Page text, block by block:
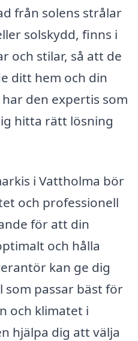
från solens strålar
solskydd, finns i
och stilar, så att de
ditt hem och din
den expertis som
hitta rätt lösning
i Vattholma bör
och professionell
för att din
och hålla
kan ge dig
som passar bäst för
och klimatet i
hjälpa dig att välja